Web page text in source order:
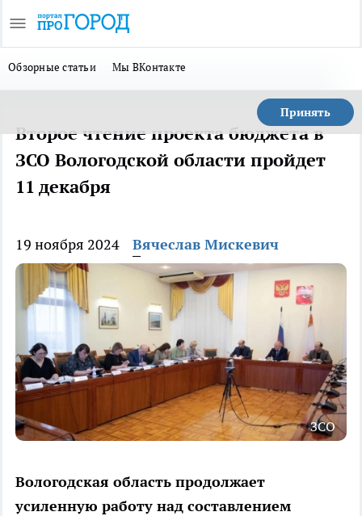
Обзорные статьи Мы ВКонтакте
Принять
Второе чтение проекта бюджета в
ЗСО Вологодской области пройдет
11 декабря
19 ноября 2024 Вячеслав Мискевич
ЗСО
Вологодская область продолжает
усиленную работу над составлением